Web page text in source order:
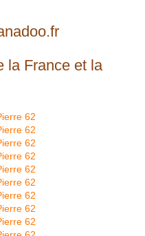
la France et la